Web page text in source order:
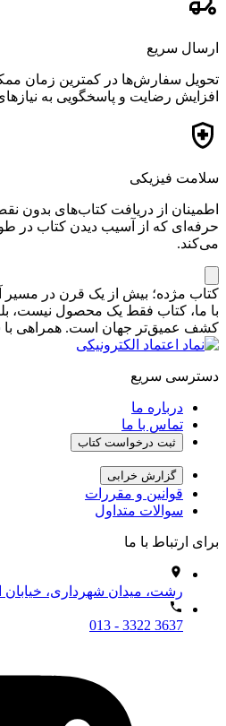
ارسال سریع
تحویل سفارش‌ها در کمترین زمان
افزایش رضایت و پاسخگویی به
سلامت فیزیکی
اطمینان از دریافت کتاب‌های بدون
حرفه‌ای که از آسیب دیدن کتاب در
می‌کند.
کتاب مژده؛ بیش از یک قرن در مسیر
با ما، کتاب فقط یک محصول نیست،
کشف عمیق‌تر جهان است. همراهی
دسترسی سریع
درباره ما
تماس با ما
ثبت درخواست کتاب
گزارش خرابی
قوانین و مقررات
سوالات متداول
برای ارتباط با ما
رشت، میدان شهرداری، خیابان
013 - 3322 3637